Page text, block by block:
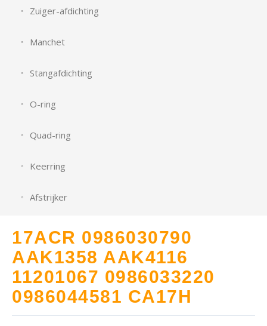
Zuiger-afdichting
Manchet
Stangafdichting
O-ring
Quad-ring
Keerring
Afstrijker
17ACR 0986030790
AAK1358 AAK4116
11201067 0986033220
0986044581 CA17H